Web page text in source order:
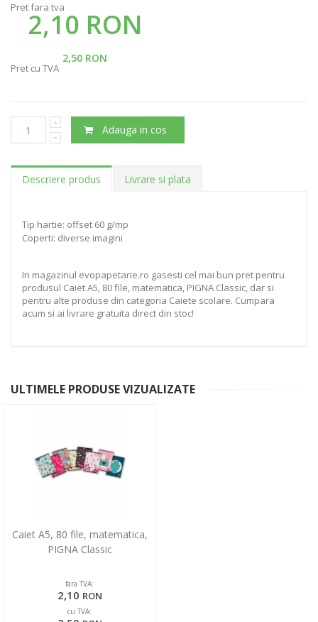
Pret fara tva
2,10 RON
2,50 RON
Pret cu TVA
Adauga in cos
Descriere produs Livrare si plata
Tip hartie: offset 60 g/mp
Coperti: diverse imagini
In magazinul evopapetarie.ro gasesti cel mai bun pret pentru
produsul Caiet A5, 80 file, matematica, PIGNA Classic, dar si
pentru alte produse din categoria Caiete scolare. Cumpara
acum si ai livrare gratuita direct din stoc!
ULTIMELE PRODUSE VIZUALIZATE
Caiet A5, 80 file, matematica,
PIGNA Classic
fara TVA:
2,10 RON
cu TVA: